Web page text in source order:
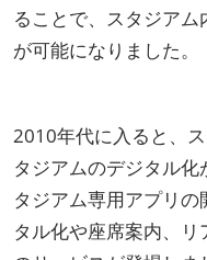
ることで、スタジアム
が可能になりました。
2010年代に入ると、
タジアムのデジタル
タジアム専用アプリ
タル化や座席案内、